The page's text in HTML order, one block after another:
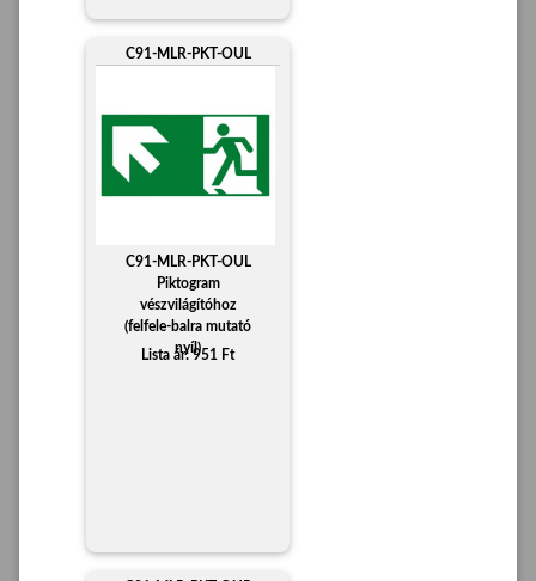
C91-MLR-PKT-OUL
C91-MLR-PKT-OUL
Piktogram
vészvilágítóhoz
(felfele-balra mutató
nyíl)
Lista ár: 951 Ft